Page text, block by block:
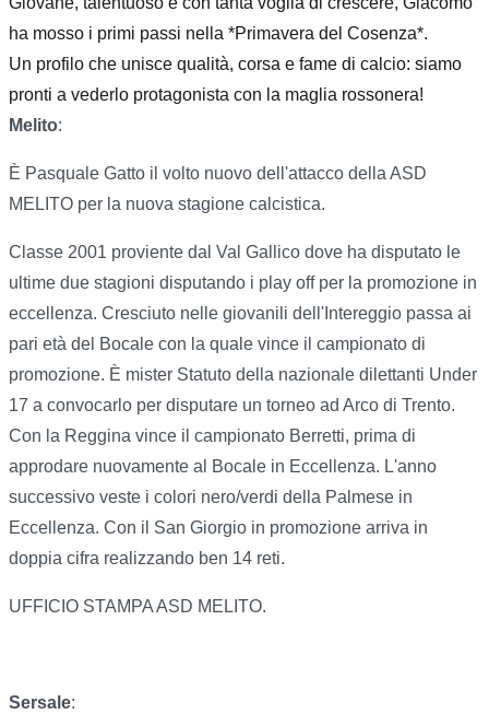
ha mosso i primi passi nella *Primavera del Cosenza*.
Un profilo che unisce qualità, corsa e fame di calcio: siamo
pronti a vederlo protagonista con la maglia rossonera!
Melito:
È Pasquale Gatto il volto nuovo dell'attacco della ASD
MELITO per la nuova stagione calcistica.
Classe 2001 proviente dal Val Gallico dove ha disputato le
ultime due stagioni disputando i play off per la promozione in
eccellenza. Cresciuto nelle giovanili dell'Intereggio passa ai
pari età del Bocale con la quale vince il campionato di
promozione. È mister Statuto della nazionale dilettanti Under
17 a convocarlo per disputare un torneo ad Arco di Trento.
Con la Reggina vince il campionato Berretti, prima di
approdare nuovamente al Bocale in Eccellenza. L'anno
successivo veste i colori nero/verdi della Palmese in
Eccellenza. Con il San Giorgio in promozione arriva in
doppia cifra realizzando ben 14 reti.
UFFICIO STAMPA ASD MELITO.
Sersale: